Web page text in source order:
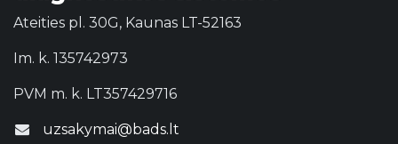
Ateities pl. 30G, Kaunas LT-52163
Im. k. 135742973
PVM m. k. LT357429716
uzsakymai@bads.lt